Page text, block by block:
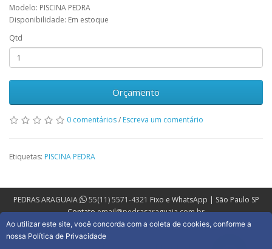
Modelo: PISCINA PEDRA
Disponibilidade: Em estoque
Qtd
Orçamento
0 comentários/ Escreva um comentário
Etiquetas: PISCINA PEDRA
PEDRAS ARAGUAIA 55(11) 5571-4321 Fixo e WhatsApp | São Paulo SP
Contatoemail@pedrasaraguaia.com.br
Ao utilizar este site, você concorda com a coleta de cookies, conforme a
nossa Política de Privacidade